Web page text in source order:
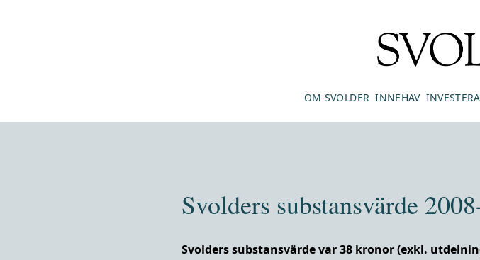
OM SVOLDER INNEHAV
Svolders substansvärde
Svolders substansvärde var 38 kronor (exkl.